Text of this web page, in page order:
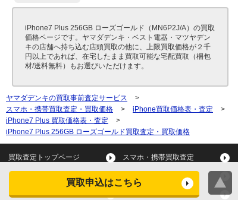
買取申込はこちら
iPhone7 Plus 256GB ローズゴールド（MN6P2J/A）の買取
価格ページです。ヤマダデンキ・ベスト電器・マツヤデン
キの店舗へ持ち込む店頭買取の他に、上限買取価格が２千
円以上であれば、在宅したまま買取可能な宅配買取（梱包
材/送料無料）もお選びいただけます。
ヤマダデンキの買取事前査定サービス
>
スマホ・携帯買取査定・買取価格
> iPhone買取価格表・査定
>
iPhone7 Plus 買取価格表・査定
>
iPhone7 Plus 256GB ローズゴールド買取査定・買取価格
買取査定トップページ スマホ・携帯買取査定
タブレット買取査定
スマートウォッチ買取査定 デジカメ買取査定